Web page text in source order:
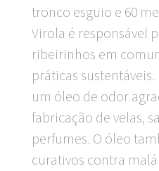
tronco esguio e 60
Virola é responsável
ribeirinhos em
práticas
um óleo de odor
fabricação de velas,
perfumes. O óleo
curativos contra